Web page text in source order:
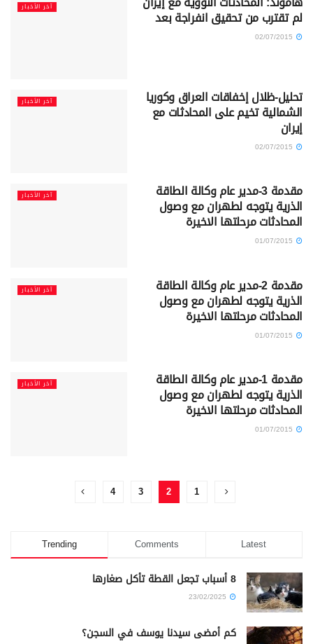
آخر الأخبار
لم تقترب من تحقيق انفراجة بعد
آخر الأخبار تحليل-ظلال إخفاقات العراق وكوريا
الشمالية تخيم على المحادثات مع
إيران
آخر الأخبار مقدمة 3-مدير عام وكالة الطاقة
الذرية يتوجه لطهران مع وصول
المحادثات مرحلتها الاخيرة
آخر الأخبار مقدمة 2-مدير عام وكالة الطاقة
الذرية يتوجه لطهران مع وصول
المحادثات مرحلتها الاخيرة
آخر الأخبار مقدمة 1-مدير عام وكالة الطاقة
الذرية يتوجه لطهران مع وصول
المحادثات مرحلتها الاخيرة
1
2
3
4
Trending Comments Latest
8 أسباب تجعل القطة تأكل صغارها
كم أمضى سيدنا يوسف في السجن؟